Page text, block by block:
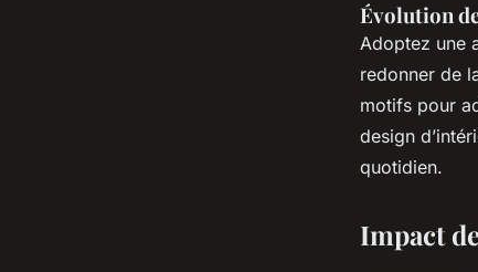
Évolution
Adoptez une
redonner de
motifs pour
design
quotidien.
Impact